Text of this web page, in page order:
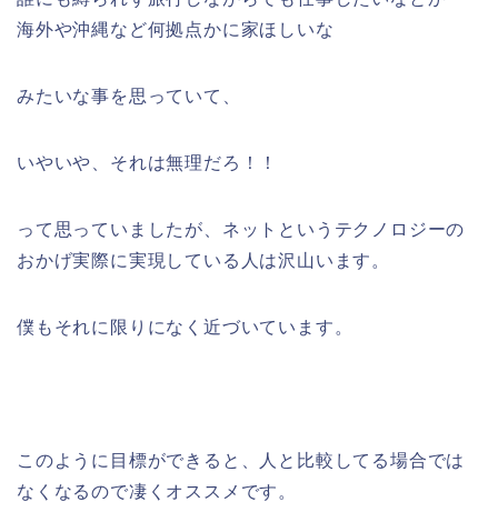
海外や沖縄など何拠点かに家ほしいな
みたいな事を思っていて、
いやいや、それは無理だろ！！
って思っていましたが、ネットというテクノロジーの
おかげ実際に実現している人は沢山います。
僕もそれに限りになく近づいています。
このように目標ができると、人と比較してる場合では
なくなるので凄くオススメです。